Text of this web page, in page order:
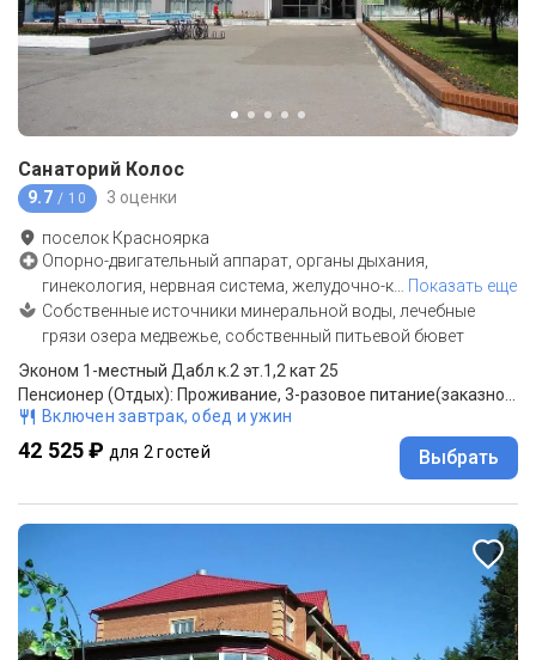
Санаторий Колос
9.7 / 10 3 оценки
поселок Красноярка
Опорно-двигательный аппарат, органы дыхания,
гинекология, нервная система, желудочно-к
Показать еще
Собственные источники минеральной воды, лечебные
грязи озера медвежье, собственный питьевой бювет
Эконом 1-местный Дабл к.2 эт.1,2 кат 25
Включен завтрак, обед и ужин
42 525 ₽ для 2 гостей Выбрать